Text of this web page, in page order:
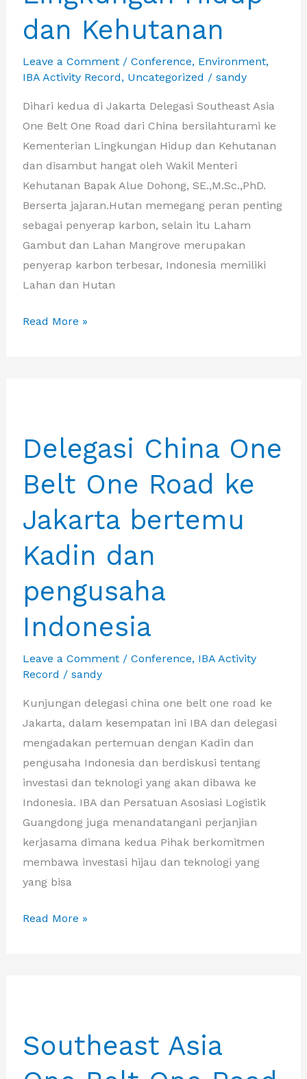
dan Kehutanan
Leave a Comment / Conference, Environment,
IBA Activity Record, Uncategorized / sandy
Dihari kedua di Jakarta Delegasi Southeast Asia
One Belt One Road dari China bersilahturami ke
Kementerian Lingkungan Hidup dan Kehutanan
dan disambut hangat oleh Wakil Menteri
Kehutanan Bapak Alue Dohong, SE.,M.Sc.,PhD.
Berserta jajaran.Hutan memegang peran penting
sebagai penyerap karbon, selain itu Laham
Gambut dan Lahan Mangrove merupakan
penyerap karbon terbesar, Indonesia memiliki
Lahan dan Hutan
Delegasi
Road
dari
China
ke
Lingkungan
dan
Kehutanan
Read More »
Delegasi China One
Belt One Road ke
Jakarta bertemu
Kadin dan
pengusaha
Indonesia
Leave a Comment / Conference, IBA Activity
Record / sandy
Kunjungan delegasi china one belt one road ke
Jakarta, dalam kesempatan ini IBA dan delegasi
mengadakan pertemuan dengan Kadin dan
pengusaha Indonesia dan berdiskusi tentang
investasi dan teknologi yang akan dibawa ke
Indonesia. IBA dan Persatuan Asosiasi Logistik
Guangdong juga menandatangani perjanjian
kerjasama dimana kedua Pihak berkomitmen
membawa investasi hijau dan teknologi yang
yang bisa
Delegasi
ke
Jakarta
Read More »
Southeast Asia